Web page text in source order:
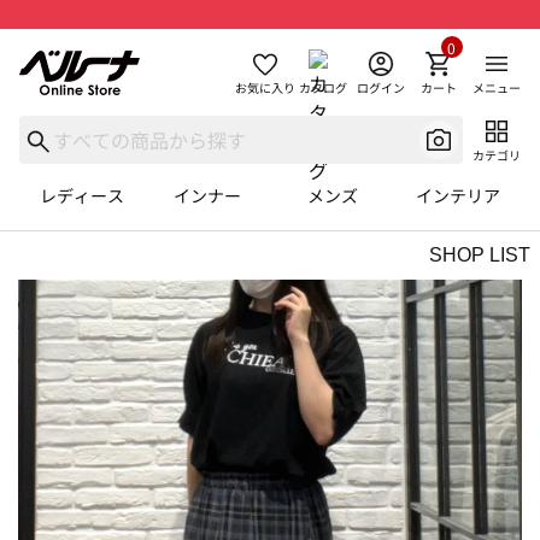
お気に入り カタログ ログイン カート
0
メニュー
カテゴリ
レディース インナー メンズ インテリア
SHOP LIST